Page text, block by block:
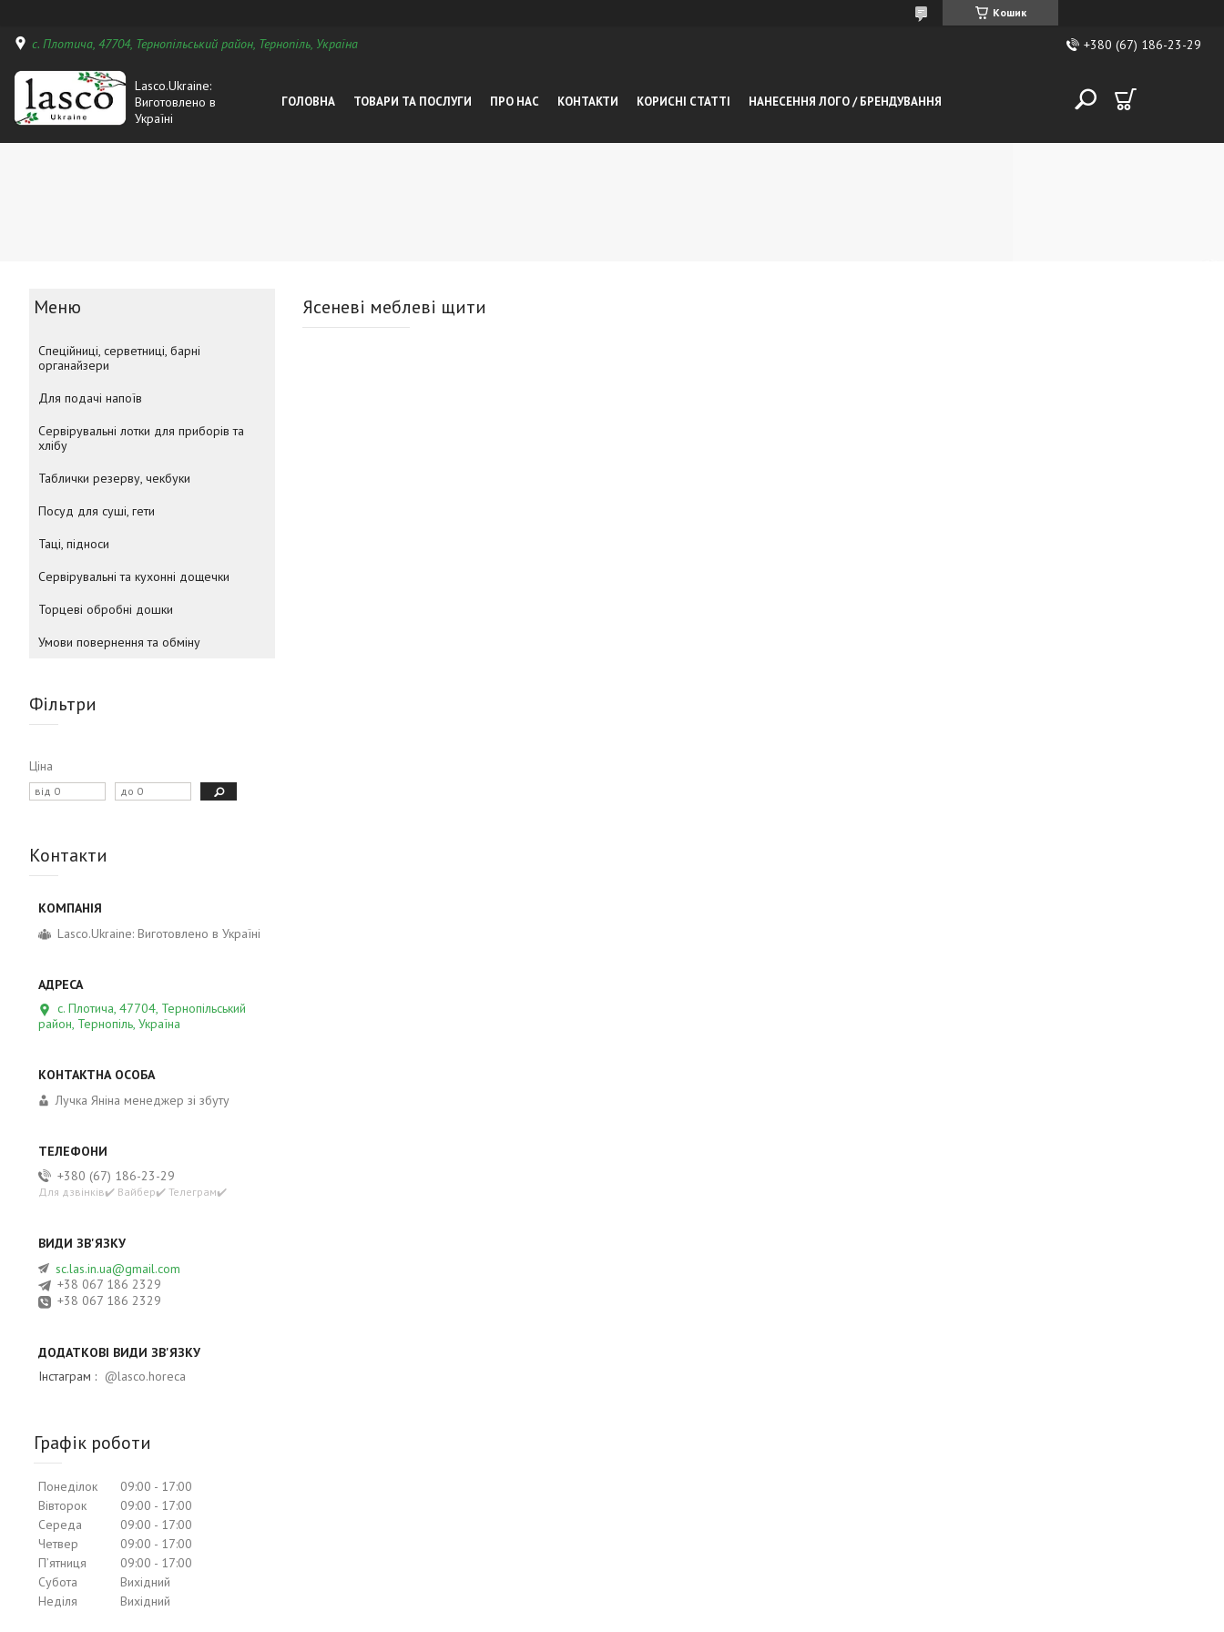
Кошик
с. Плотича, 47704, Тернопільський район, Тернопіль, Україна +380 (67) 186-23-29
Lasco.Ukraine:
Виготовлено в
Україні
ГОЛОВНА ТОВАРИ ТА ПОСЛУГИ ПРО НАС КОНТАКТИ КОРИСНІ СТАТТІ НАНЕСЕННЯ ЛОГО / БРЕНДУВАННЯ
Ясеневі меблеві щити
Спеційниці, серветниці, барні
органайзери
Для подачі напоїв
Сервірувальні лотки для приборів та
хлібу
Таблички резерву, чекбуки
Посуд для суші, гети
Таці, підноси
Сервірувальні та кухонні дощечки
Торцеві обробні дошки
Умови повернення та обміну
Фільтри
Ціна
Контакти
Lasco.Ukraine: Виготовлено в Україні
с. Плотича, 47704, Тернопільський
район, Тернопіль, Україна
Лучка Яніна менеджер зі збуту
+380 (67) 186-23-29
Для дзвінків✔️ Вайбер✔️ Телеграм✔️
sc.las.in.ua@gmail.com
+38 067 186 2329
+38 067 186 2329
Інстаграм @lasco.horeca
Графік роботи
Понеділок 09:00
17:00
Вівторок
09:00
17:00
Середа
09:00
17:00
Четвер
09:00
17:00
Пʼятниця
09:00
17:00
Субота
Вихідний
Неділя
Вихідний